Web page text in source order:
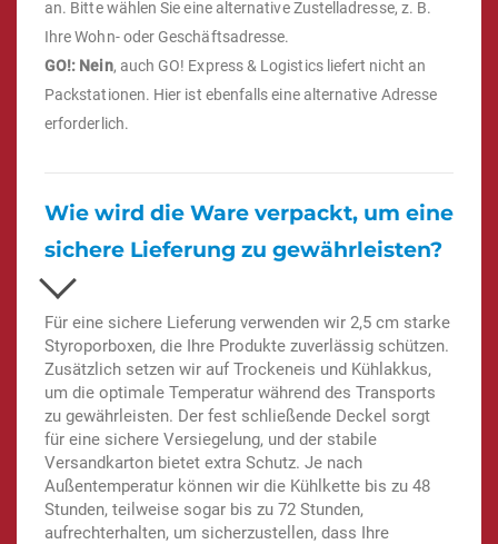
an. Bitte wählen Sie eine alternative Zustelladresse, z. B.
Ihre Wohn- oder Geschäftsadresse.
GO!: Nein, auch GO! Express & Logistics liefert nicht an
Packstationen. Hier ist ebenfalls eine alternative Adresse
erforderlich.
Wie wird die Ware verpackt, um eine
sichere Lieferung zu gewährleisten?
Für eine sichere Lieferung verwenden wir 2,5 cm starke
Styroporboxen, die Ihre Produkte zuverlässig schützen.
Zusätzlich setzen wir auf Trockeneis und Kühlakkus,
um die optimale Temperatur während des Transports
zu gewährleisten. Der fest schließende Deckel sorgt
für eine sichere Versiegelung, und der stabile
Versandkarton bietet extra Schutz. Je nach
Außentemperatur können wir die Kühlkette bis zu 48
Stunden, teilweise sogar bis zu 72 Stunden,
aufrechterhalten, um sicherzustellen, dass Ihre